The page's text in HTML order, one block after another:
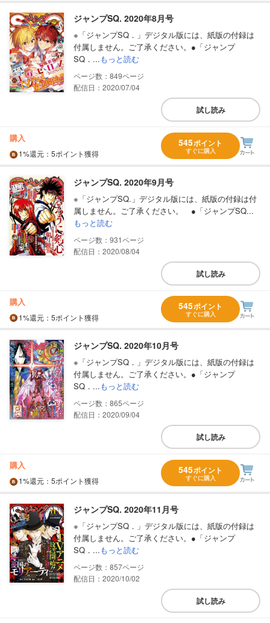
ジャンプSQ. 2020年8月号
※「ジャンプSQ．」デジタル版には、紙版の付録は
付属しません。ご了承ください。●「ジャンプ
SQ．...もっと読む
849
配信日：2020/07/04
試し読み
購入
1%還元 ：5ポイント獲得
545ポイント
すぐに購入
ジャンプSQ. 2020年9月号
※「ジャンプSQ.」デジタル版には、紙版の付録は付
属しません。ご了承ください。 ●「ジャンプSQ...
もっと読む
931
配信日：2020/08/04
試し読み
購入
1%還元 ：5ポイント獲得
545ポイント
すぐに購入
ジャンプSQ. 2020年10月号
※「ジャンプSQ．」デジタル版には、紙版の付録は
付属しません。ご了承ください。●「ジャンプ
SQ．...もっと読む
865
配信日：2020/09/04
試し読み
購入
1%還元 ：5ポイント獲得
545ポイント
すぐに購入
ジャンプSQ. 2020年11月号
※「ジャンプSQ．」デジタル版には、紙版の付録は
付属しません。ご了承ください。●「ジャンプ
SQ．...もっと読む
857
配信日：2020/10/02
試し読み